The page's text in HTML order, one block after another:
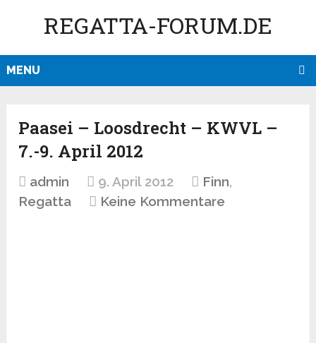
REGATTA-FORUM.DE
MENU
Paasei – Loosdrecht – KWVL –
7.-9. April 2012
admin 9. April 2012 Finn,
Regatta
Keine Kommentare